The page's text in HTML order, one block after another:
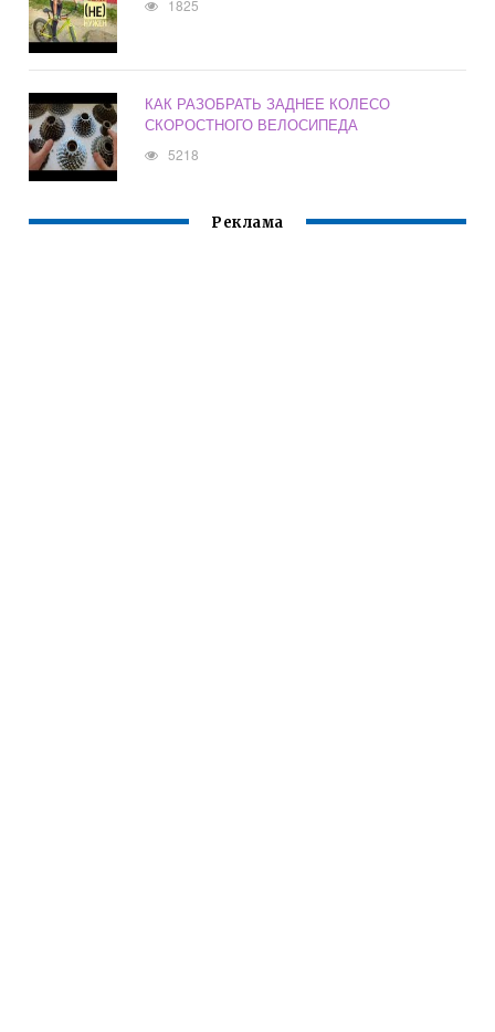
1825
КАК РАЗОБРАТЬ ЗАДНЕЕ КОЛЕСО
СКОРОСТНОГО ВЕЛОСИПЕДА
5218
Реклама